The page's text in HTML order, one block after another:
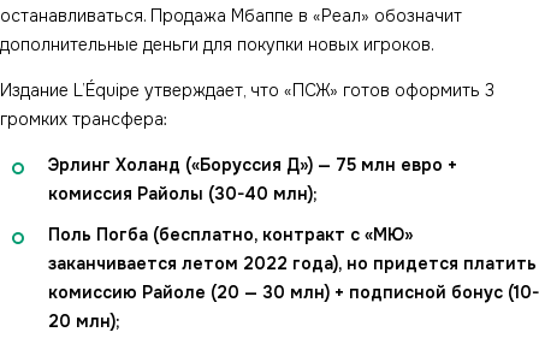
останавливаться. Продажа Мбаппе в «Реал» обозначит
дополнительные деньги для покупки новых игроков.
Издание L’Équipe утверждает, что «ПСЖ» готов оформить 3
громких трансфера:
Эрлинг Холанд («Боруссия Д») — 75 млн евро +
комиссия Райолы (30-40 млн);
Поль Погба (бесплатно, контракт с «МЮ»
заканчивается летом 2022 года), но придется платить
комиссию Райоле (20 — 30 млн) + подписной бонус (10-
20 млн);